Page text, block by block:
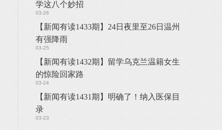
03-26
学这八个妙招
03-25
【新闻有读1433期】24日夜里至26日温州
有强降雨
03-24
【新闻有读1432期】留学乌克兰温籍女生
的惊险回家路
03-23
【新闻有读1431期】明确了！纳入医保目
录